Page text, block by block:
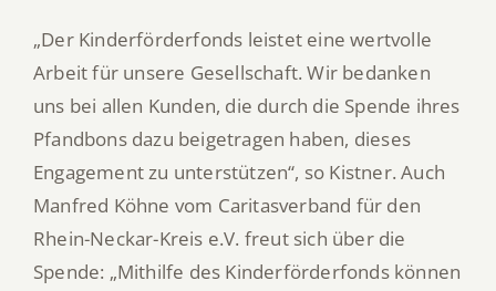
„Der Kinderförderfonds leistet eine wertvolle
Arbeit für unsere Gesellschaft. Wir bedanken
uns bei allen Kunden, die durch die Spende ihres
Pfandbons dazu beigetragen haben, dieses
Engagement zu unterstützen“, so Kistner. Auch
Manfred Köhne vom Caritasverband für den
Rhein-Neckar-Kreis e.V. freut sich über die
Spende: „Mithilfe des Kinderförderfonds können